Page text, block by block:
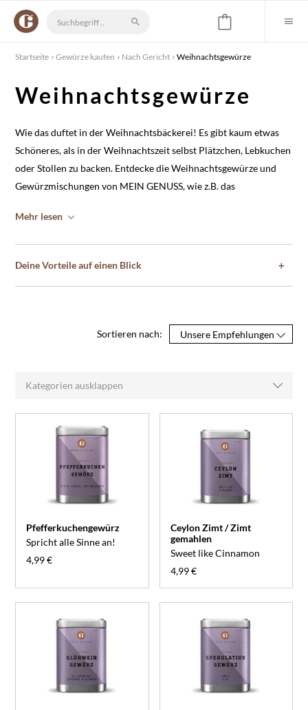
Startseite Gewürze kaufen Nach Gericht Weihnachtsgewürze
Weihnachtsgewürze
Wie das duftet in der Weihnachtsbäckerei! Es gibt kaum etwas
Schöneres, als in der Weihnachtszeit selbst Plätzchen, Lebkuchen
oder Stollen zu backen. Entdecke die Weihnachtsgewürze und
Gewürzmischungen von MEIN GENUSS, wie z.B. das
Lebkuchengewürz.
Mehr lesen
Deine Vorteile auf einen Blick ＋
Sortieren nach:
Kategorien ausklappen
Pfefferkuchengewürz
Spricht alle Sinne an!
4,99 €
Ceylon Zimt / Zimt
gemahlen
Sweet like Cinnamon
4,99 €